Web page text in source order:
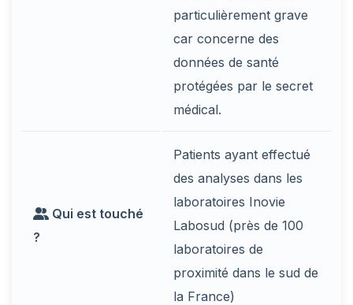
particulièrement grave
car concerne des
données de santé
protégées par le secret
médical.
Qui est touché
?
Patients ayant effectué
des analyses dans les
laboratoires Inovie
Labosud (près de 100
laboratoires de
proximité dans le sud de
la France)